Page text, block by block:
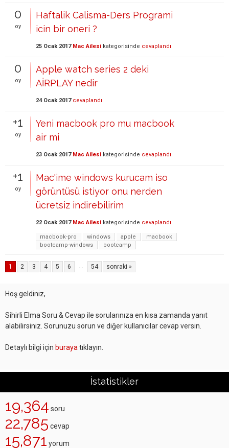
0
oy
Haftalik Calisma-Ders Programi
icin bir oneri ?
25 Ocak 2017 Mac Ailesi kategorisinde cevaplandı
0
oy
Apple watch series 2 deki
AİRPLAY nedir
24 Ocak 2017 cevaplandı
+1
oy
Yeni macbook pro mu macbook
air mi
23 Ocak 2017 Mac Ailesi kategorisinde cevaplandı
+1
oy
Mac'ime windows kurucam iso
görüntüsü istiyor onu nerden
ücretsiz indirebilirim
22 Ocak 2017 Mac Ailesi kategorisinde cevaplandı
macbook-pro windows apple
macbook
bootcamp-windows
bootcamp
1 2 3 4 5 6 ... 54 sonraki »
Hoş geldiniz,
Sihirli Elma Soru & Cevap ile sorularınıza en kısa zamanda yanıt
alabilirsiniz. Sorunuzu sorun ve diğer kullanıcılar cevap versin.
Detaylı bilgi için buraya tıklayın.
İstatistikler
19,364 soru
22,785 cevap
15,871 yorum